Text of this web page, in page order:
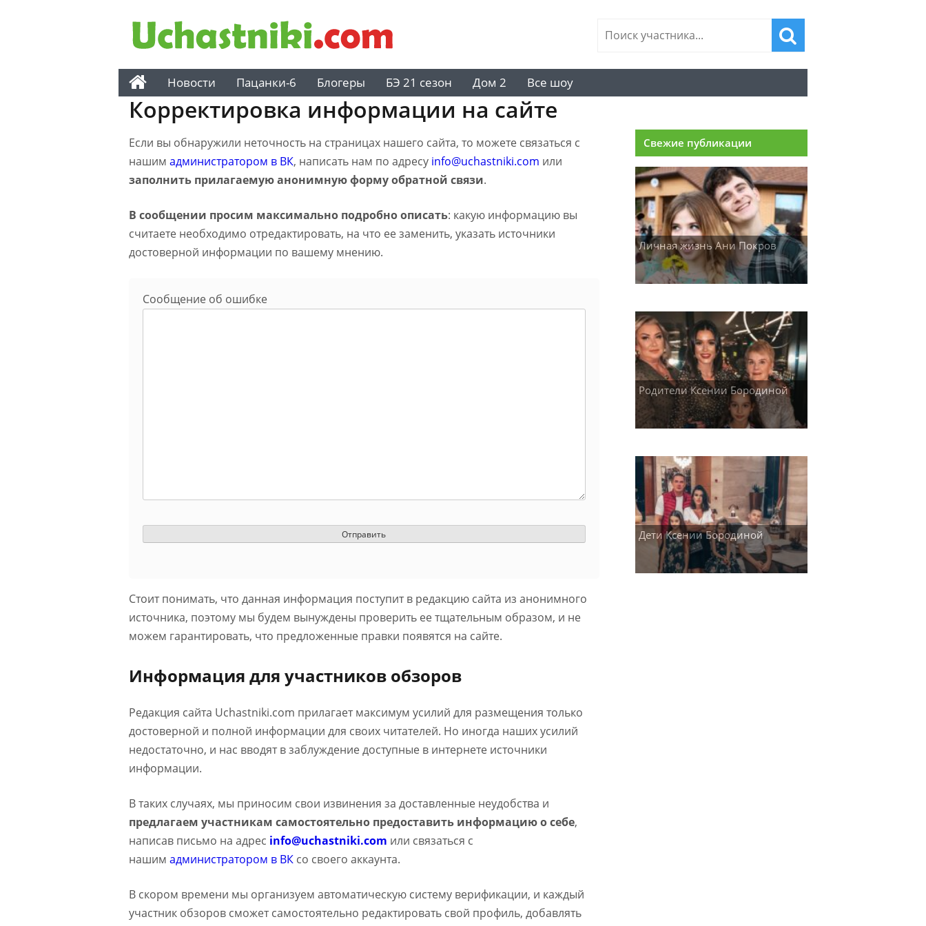
Новости Пацанки-6 Блогеры БЭ 21 сезон Дом 2 Все шоу
Корректировка информации на сайте
Если вы обнаружили неточность на страницах нашего сайта, то можете связаться с
нашим администратором в ВК, написать нам по адресу info@uchastniki.com или
заполнить прилагаемую анонимную форму обратной связи.
В сообщении просим максимально подробно описать: какую информацию вы
считаете необходимо отредактировать, на что ее заменить, указать источники
достоверной информации по вашему мнению.
Сообщение об ошибке
Стоит понимать, что данная информация поступит в редакцию сайта из анонимного
источника, поэтому мы будем вынуждены проверить ее тщательным образом, и не
можем гарантировать, что предложенные правки появятся на сайте.
Информация для участников обзоров
Редакция сайта Uchastniki.com прилагает максимум усилий для размещения только
достоверной и полной информации для своих читателей. Но иногда наших усилий
недостаточно, и нас вводят в заблуждение доступные в интернете источники
информации.
В таких случаях, мы приносим свои извинения за доставленные неудобства и
предлагаем участникам самостоятельно предоставить информацию о себе,
написав письмо на адрес info@uchastniki.com или связаться с
нашим администратором в ВК со своего аккаунта.
В скором времени мы организуем автоматическую систему верификации, и каждый
участник обзоров сможет самостоятельно редактировать свой профиль, добавлять
Свежие публикации
Личная жизнь Ани Покров
Родители Ксении Бородиной
Дети Ксении Бородиной